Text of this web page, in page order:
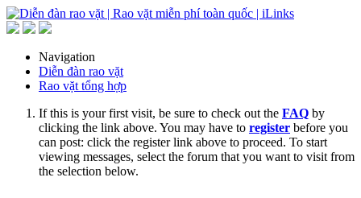
Navigation
Diễn đàn rao vặt
Rao vặt tổng hợp
If this is your first visit, be sure to check out the FAQ by
clicking the link above. You may have to register before you
can post: click the register link above to proceed. To start
viewing messages, select the forum that you want to visit from
the selection below.